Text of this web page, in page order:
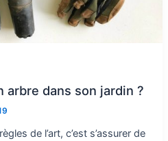
arbre dans son jardin ?
de l’art, c’est s’assurer de